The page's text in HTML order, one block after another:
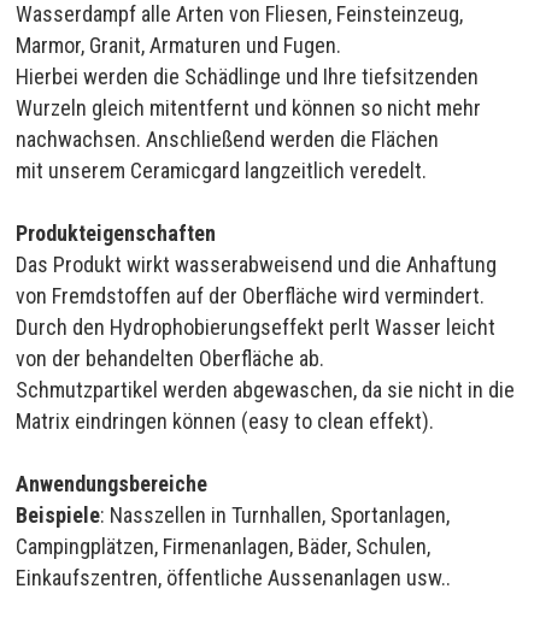
Wasserdampf alle Arten von Fliesen, Feinsteinzeug,
Marmor, Granit, Armaturen und Fugen.
Hierbei werden die Schädlinge und Ihre tiefsitzenden
Wurzeln gleich mitentfernt und können so nicht mehr
nachwachsen. Anschließend werden die Flächen
mit unserem Ceramicgard langzeitlich veredelt.
Produkteigenschaften
Das Produkt wirkt wasserabweisend und die Anhaftung
von Fremdstoffen auf der Oberfläche wird vermindert.
Durch den Hydrophobierungseffekt perlt Wasser leicht
von der behandelten Oberfläche ab.
Schmutzpartikel werden abgewaschen, da sie nicht in die
Matrix eindringen können (easy to clean effekt).
Anwendungsbereiche
Beispiele: Nasszellen in Turnhallen, Sportanlagen,
Campingplätzen, Firmenanlagen, Bäder, Schulen,
Einkaufszentren, öffentliche Aussenanlagen usw..